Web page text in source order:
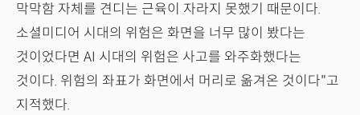
막막함 자체를 견디는 근육이 자라지 못했기 때문이다.
소셜미디어 시대의 위험은 화면을 너무 많이 봤다는
것이었다면 AI 시대의 위험은 사고를 와주화했다는
것이다. 위험의 좌표가 화면에서 머리로 옮겨온 것이다"고
지적했다.